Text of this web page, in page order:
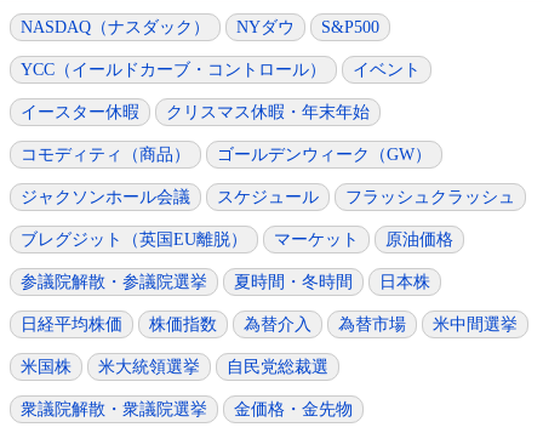
NASDAQ（ナスダック） NYダウ S&P500
YCC（イールドカーブ・コントロール） イベント
イースター休暇 クリスマス休暇・年末年始
コモディティ（商品） ゴールデンウィーク（GW）
ジャクソンホール会議 スケジュール フラッシュクラッシュ
ブレグジット（英国EU離脱） マーケット 原油価格
参議院解散・参議院選挙 夏時間・冬時間 日本株
日経平均株価 株価指数 為替介入 為替市場 米中間選挙
米国株 米大統領選挙 自民党総裁選
衆議院解散・衆議院選挙 金価格・金先物